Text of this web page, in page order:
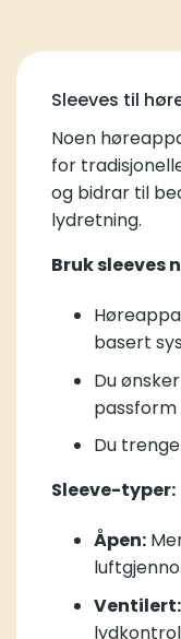
Sleeves til
Noen
for
og bidrar til
lydretning.
Bruk sleeves
basert
Du
passform
Du
Sleeve-typer:
Åpen:
Ventilert: